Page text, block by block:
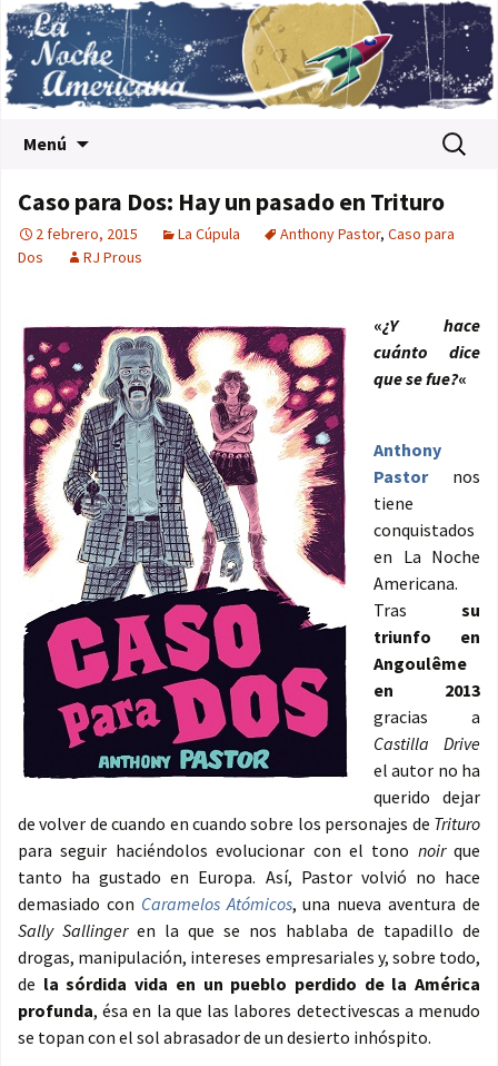
Menú Buscar:
Caso para Dos: Hay un pasado en Trituro
2 febrero, 2015 La Cúpula Anthony Pastor, Caso para
Dos
RJ Prous
«¿Y hace
cuánto dice
que se fue?«
Anthony
Pastornos
tiene
conquistados
en La Noche
Americana.
Tras su
triunfo en
Angoulême
en 2013
gracias a
Castilla Drive
el autor no ha
querido dejar
de volver de cuando en cuando sobre los personajes de Trituro
para seguir haciéndolos evolucionar con el tono noirque
tanto ha gustado en Europa. Así, Pastor volvió no hace
demasiado con Caramelos Atómicos, una nueva aventura de
Sally Sallingeren la que se nos hablaba de tapadillo de
drogas, manipulación, intereses empresariales y, sobre todo,
de la sórdida vida en un pueblo perdido de la América
profunda, ésa en la que las labores detectivescas a menudo
se topan con el sol abrasador de un desierto inhóspito.